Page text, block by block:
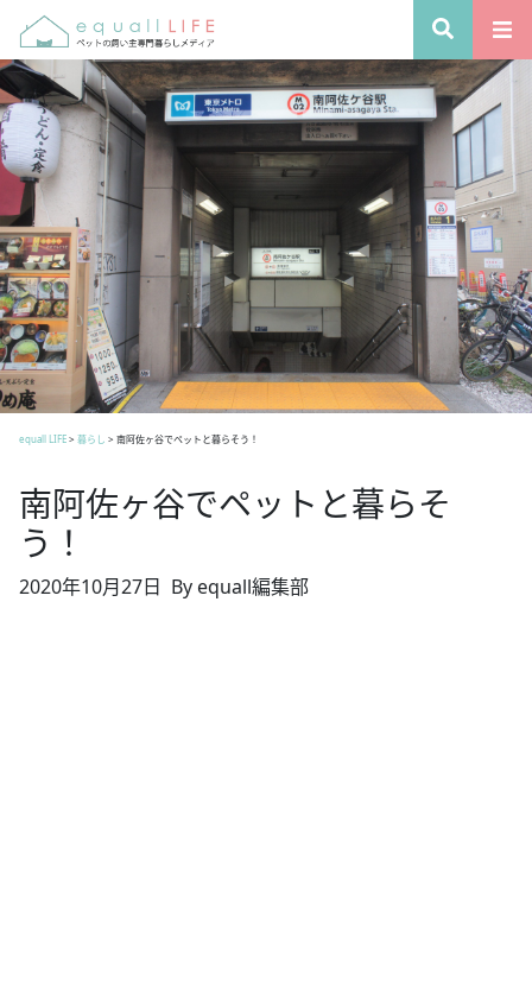
equall LIFE> 暮らし > 南阿佐ヶ谷でペットと暮らそう！
南阿佐ヶ谷でペットと暮らそ
う！
2020年10月27日 By equall編集部